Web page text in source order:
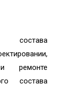
состава
и ремонте
состава